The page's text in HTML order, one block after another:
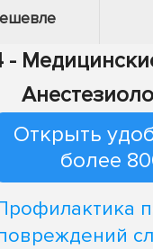
-
Открыть
более